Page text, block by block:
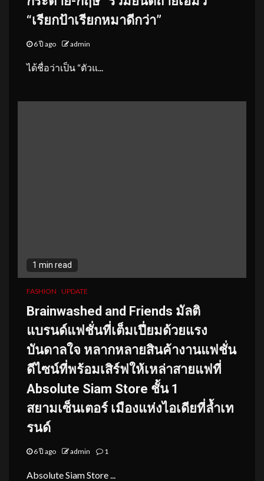
“เรียกป้าเรียกหมาดีกว่า”
6 ปี ago admin
ได้ชื่อว่าเป็น “ตัวแ...
1 min read
FASHION UPDATE
Brainwashed and Friends มัลติ
แบรนด์แฟชั่นที่เต็มเปี่ยมด้วยแรง
บันดาลใจ หลากหลายสินค้างานแฟชั่น
ดีไซน์ที่พร้อมเสิร์ฟให้เหล่าสายแฟที่
Absolute Siam Store ชั้น 1
สยามเซ็นเตอร์ เมืองแห่งไอเดียที่ล้ำเท
รนด์
6 ปี ago admin 1
Absolute Siam Store ...